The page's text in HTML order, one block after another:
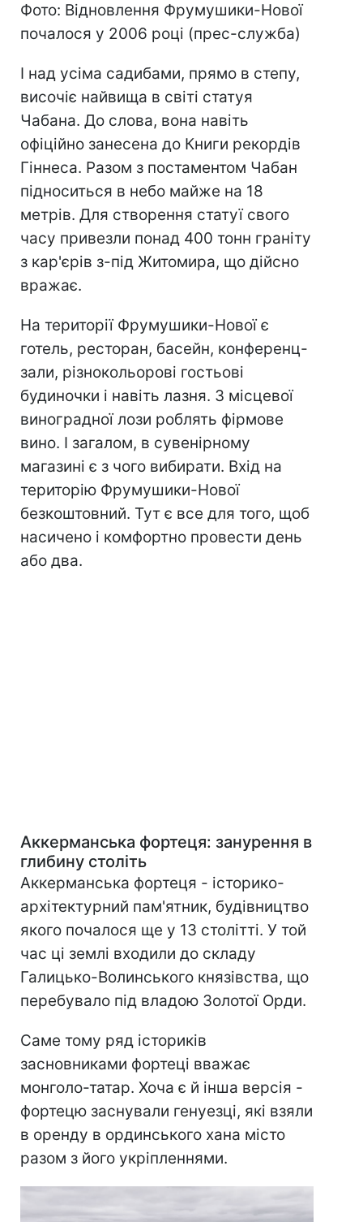
Фото: Відновлення Фрумушики-Нової
почалося у 2006 році (прес-служба)
І над усіма садибами, прямо в степу,
височіє найвища в світі статуя
Чабана. До слова, вона навіть
офіційно занесена до Книги рекордів
Гіннеса. Разом з постаментом Чабан
підноситься в небо майже на 18
метрів. Для створення статуї свого
часу привезли понад 400 тонн граніту
з кар'єрів з-під Житомира, що дійсно
вражає.
На території Фрумушики-Нової є
готель, ресторан, басейн, конференц-
зали, різнокольорові гостьові
будиночки і навіть лазня. З місцевої
виноградної лози роблять фірмове
вино. І загалом, в сувенірному
магазині є з чого вибирати. Вхід на
територію Фрумушики-Нової
безкоштовний. Тут є все для того, щоб
насичено і комфортно провести день
або два.
Аккерманська фортеця: занурення в
глибину століть
Аккерманська фортеця - історико-
архітектурний пам'ятник, будівництво
якого почалося ще у 13 столітті. У той
час ці землі входили до складу
Галицько-Волинського князівства, що
перебувало під владою Золотої Орди.
Саме тому ряд істориків
засновниками фортеці вважає
монголо-татар. Хоча є й інша версія -
фортецю заснували генуезці, які взяли
в оренду в ординського хана місто
разом з його укріпленнями.